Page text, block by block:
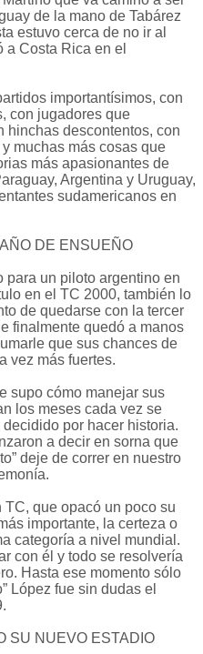
de la mano de Tabárez
estuvo cerca de no ir al
a Costa Rica en el
importantísimos, con
con jugadores que
hinchas descontentos, con
muchas más cosas que
más apasionantes de
Argentina y Uruguay,
sudamericanos en
DE ENSUEÑO
para un piloto argentino en
en el TC 2000, también lo
de quedarse con la tercer
finalmente quedó a manos
que sus chances de
vez más fuertes.
supo cómo manejar sus
los meses cada vez se
por hacer historia.
a decir en sorna que
deje de correr en nuestro
que opacó un poco su
importante, la certeza o
categoría a nivel mundial.
con él y todo se resolvería
Hasta ese momento sólo
López fue sin dudas el
SU NUEVO ESTADIO